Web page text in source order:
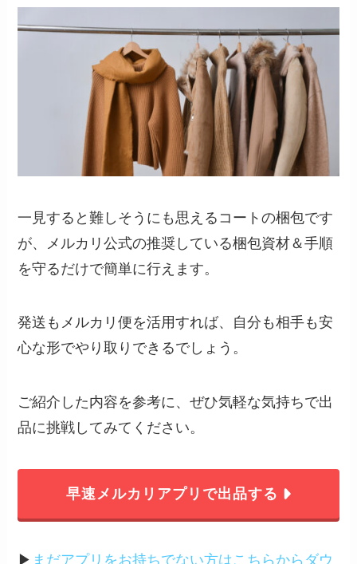
一見すると難しそうにも思えるコートの梱包です
が、メルカリ公式の推奨している梱包資材＆手順
を守るだけで簡単に行えます。
発送もメルカリ便を活用すれば、自分も相手も安
心な形でやり取りできるでしょう。
ご紹介した内容を参考に、ぜひ気軽な気持ちで出
品に挑戦してみてください。
早速メルカリアプリで出品する
▶︎ まだアプリをお持ちでない方はこちらからダウ